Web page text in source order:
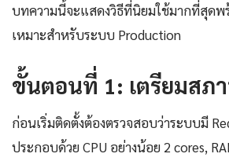
บทความนี้จะแสดงวิธีที่นิยมใช้มากที่สุดพ
เหมาะสำหรับระบบ Production
ขั้นตอนที่ 1: เตรียมสภ
ก่อนเริ่มติดตั้งต้องตรวจสอบว่าระบบมี
ประกอบด้วย CPU อย่างน้อย 2 cores,